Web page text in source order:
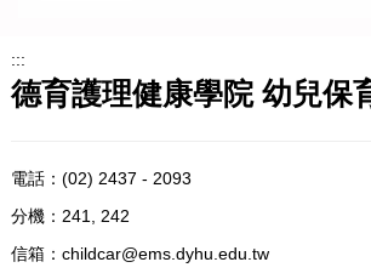
:::
德育護理健康學院 幼兒保
電話： (02) 2437 - 2093
分機：241, 242
信箱： childcar@ems.dyhu.edu.tw